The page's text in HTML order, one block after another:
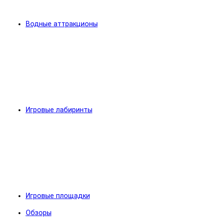
Водные аттракционы
Игровые лабиринты
Игровые площадки
Обзоры